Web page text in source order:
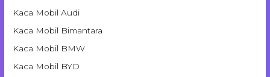
Kaca Mobil Audi
Kaca Mobil Bimantara
Kaca Mobil BMW
Kaca Mobil BYD